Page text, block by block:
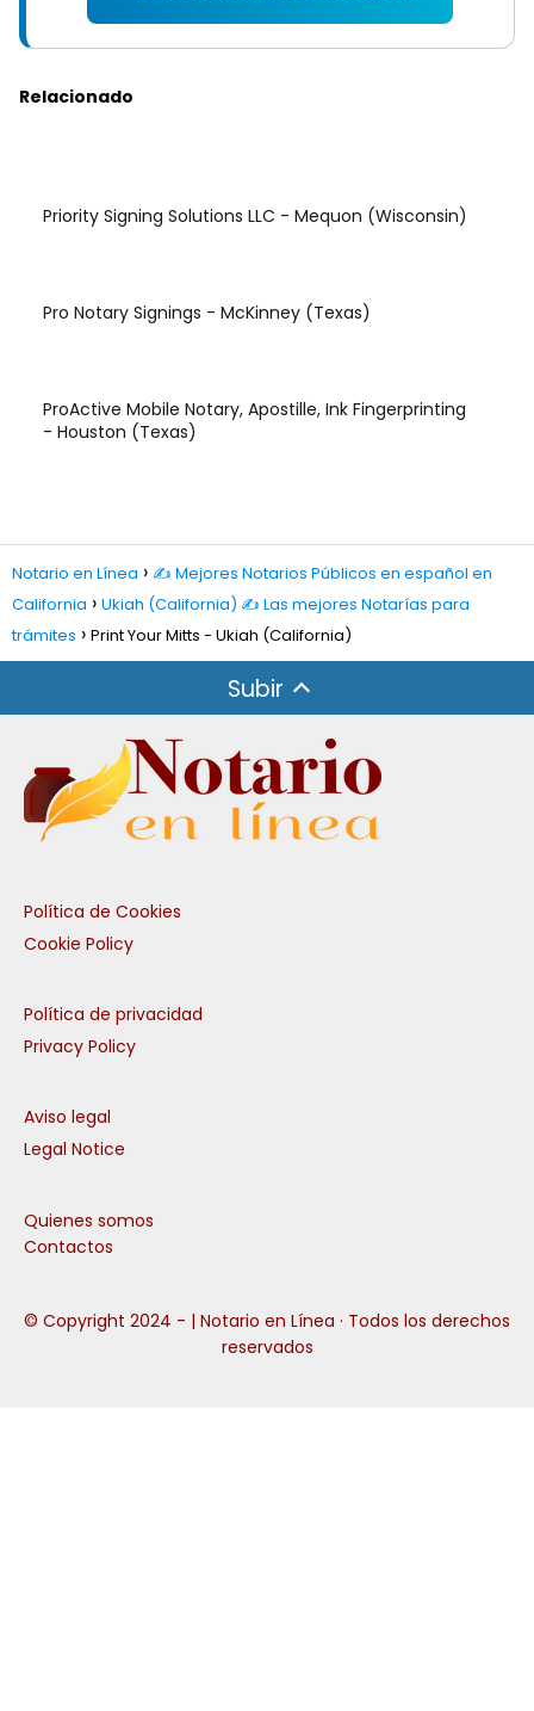
Relacionado
Priority Signing Solutions LLC - Mequon (Wisconsin)
Pro Notary Signings - McKinney (Texas)
ProActive Mobile Notary, Apostille, Ink Fingerprinting
- Houston (Texas)
Notario en Línea
✍️ Mejores Notarios Públicos en español en
California
Ukiah (California) ✍️ Las mejores Notarías para
trámites
Print Your Mitts - Ukiah (California)
Subir
Política de Cookies
Cookie Policy
Política de privacidad
Privacy Policy
Aviso legal
Legal Notice
Quienes somos
Contactos
© Copyright 2024 - | Notario en Línea · Todos los derechos
reservados